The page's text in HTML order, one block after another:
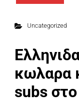
Uncategorized
κωλαρα
subs